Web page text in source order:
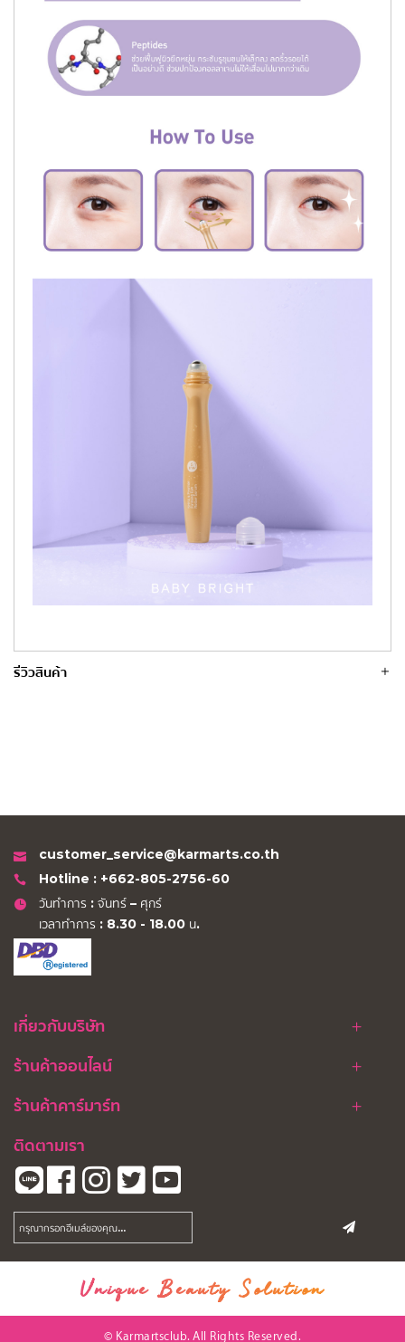
รีวิวสินค้า
customer_service@karmarts.co.th
Hotline : +662-805-2756-60
วันทำการ : จันทร์ – ศุกร์
เวลาทำการ : 8.30 - 18.00 น.
เกี่ยวกับบริษัท
ร้านค้าออนไลน์
ร้านค้าคาร์มาร์ท
ติดตามเรา
Unique Beauty Solution
© Karmartsclub. All Rights Reserved.